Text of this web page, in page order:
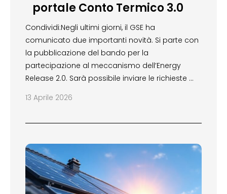
portale Conto Termico 3.0
Condividi:Negli ultimi giorni, il GSE ha
comunicato due importanti novità. Si parte con
la pubblicazione del bando per la
partecipazione al meccanismo dell’Energy
Release 2.0. Sarà possibile inviare le richieste …
13 Aprile 2026